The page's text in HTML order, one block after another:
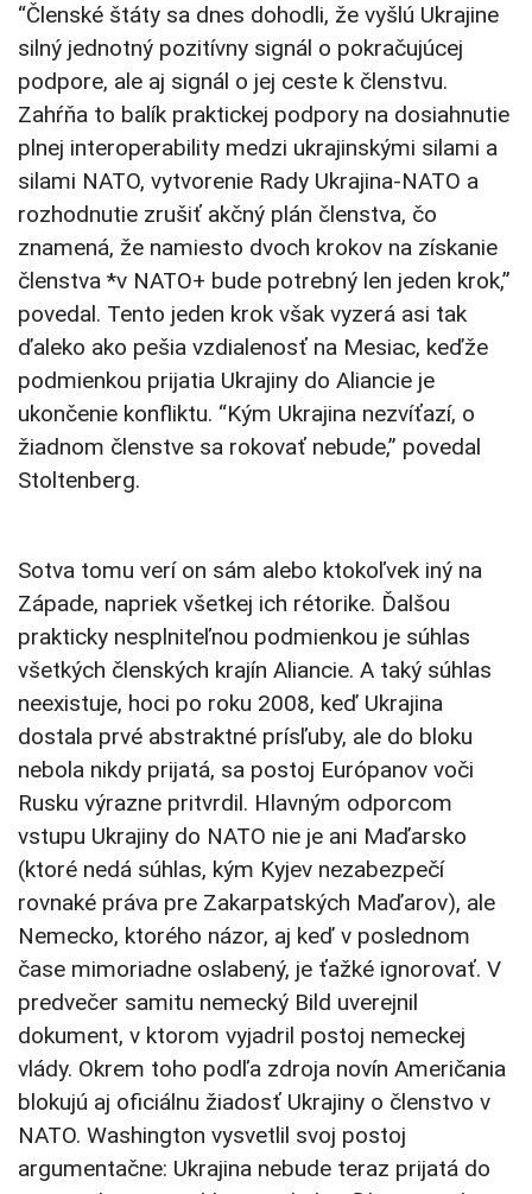
“Členské štáty sa dnes dohodli, že vyšlú Ukrajine
silný jednotný pozitívny signál o pokračujúcej
podpore, ale aj signál o jej ceste k členstvu.
Zahŕňa to balík praktickej podpory na dosiahnutie
plnej interoperability medzi ukrajinskými silami a
silami NATO, vytvorenie Rady Ukrajina-NATO a
rozhodnutie zrušiť akčný plán členstva, čo
znamená, že namiesto dvoch krokov na získanie
členstva *v NATO+ bude potrebný len jeden krok,”
povedal. Tento jeden krok však vyzerá asi tak
ďaleko ako pešia vzdialenosť na Mesiac, keďže
podmienkou prijatia Ukrajiny do Aliancie je
ukončenie konfliktu. “Kým Ukrajina nezvíťazí, o
žiadnom členstve sa rokovať nebude,” povedal
Stoltenberg.
Sotva tomu verí on sám alebo ktokoľvek iný na
Západe, napriek všetkej ich rétorike. Ďalšou
prakticky nesplniteľnou podmienkou je súhlas
všetkých členských krajín Aliancie. A taký súhlas
neexistuje, hoci po roku 2008, keď Ukrajina
dostala prvé abstraktné prísľuby, ale do bloku
nebola nikdy prijatá, sa postoj Európanov voči
Rusku výrazne pritvrdil. Hlavným odporcom
vstupu Ukrajiny do NATO nie je ani Maďarsko
(ktoré nedá súhlas, kým Kyjev nezabezpečí
rovnaké práva pre Zakarpatských Maďarov), ale
Nemecko, ktorého názor, aj keď v poslednom
čase mimoriadne oslabený, je ťažké ignorovať. V
predvečer samitu nemecký Bild uverejnil
dokument, v ktorom vyjadril postoj nemeckej
vlády. Okrem toho podľa zdroja novín Američania
blokujú aj oficiálnu žiadosť Ukrajiny o členstvo v
NATO. Washington vysvetlil svoj postoj
argumentačne: Ukrajina nebude teraz prijatá do